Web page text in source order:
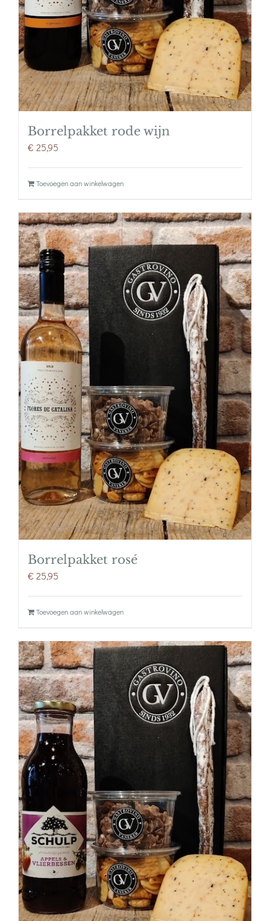
Borrelpakket rode wijn
€25,95
Toevoegen aan winkelwagen
Borrelpakket rosé
€25,95
Toevoegen aan winkelwagen